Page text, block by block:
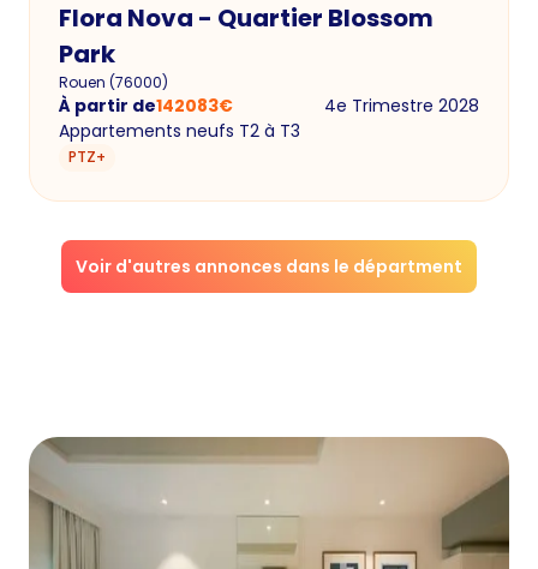
Flora Nova - Quartier Blossom
Park
Rouen (76000)
À partir de142083€
4e Trimestre 2028
Appartements neufs T2 à T3
PTZ+
Voir d'autres annonces dans le départment